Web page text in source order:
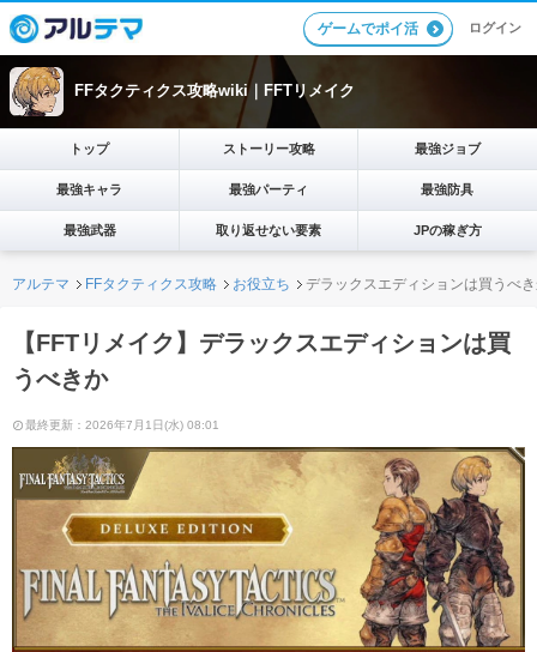
ゲームでポイ活 ログイン
FFタクティクス攻略wiki｜FFTリメイク
トップ ストーリー攻略 最強ジョブ
最強キャラ 最強パーティ 最強防具
最強武器 取り返せない要素 JPの稼ぎ方
アルテマ FFタクティクス攻略 お役立ち デラックスエディションは買うべ
【FFTリメイク】デラックスエディションは買
うべきか
最終更新：2026年7月1日(水) 08:01